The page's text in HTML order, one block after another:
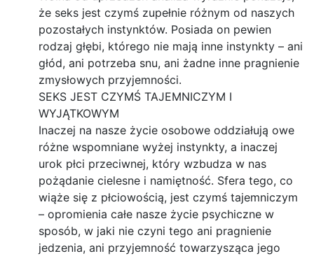
że seks jest czymś zupełnie różnym od naszych
pozostałych instynktów. Posiada on pewien
rodzaj głębi, którego nie mają inne instynkty – ani
głód, ani potrzeba snu, ani żadne inne pragnienie
zmysłowych przyjemności.
SEKS JEST CZYMŚ TAJEMNICZYM I
WYJĄTKOWYM
Inaczej na nasze życie osobowe oddziałują owe
różne wspomniane wyżej instynkty, a inaczej
urok płci przeciwnej, który wzbudza w nas
pożądanie cielesne i namiętność. Sfera tego, co
wiąże się z płciowością, jest czymś tajemniczym
– opromienia całe nasze życie psychiczne w
sposób, w jaki nie czyni tego ani pragnienie
jedzenia, ani przyjemność towarzysząca jego